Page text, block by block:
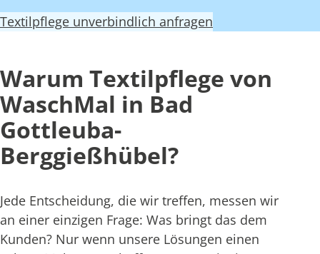
Textilpflege unverbindlich anfragen
Warum Textilpflege von
WaschMal in Bad
Gottleuba-
Berggießhübel?
Jede Entscheidung, die wir treffen, messen wir
an einer einzigen Frage: Was bringt das dem
Kunden? Nur wenn unsere Lösungen einen